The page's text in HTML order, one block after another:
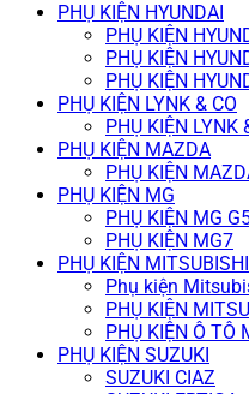
PHỤ KIỆN HYUNDAI
PHỤ KIỆN
PHỤ KIỆN
PHỤ KIỆN
PHỤ KIỆN LYNK & CO
PHỤ KIỆN LYNK
PHỤ KIỆN MAZDA
PHỤ KIỆN
PHỤ KIỆN MG
PHỤ KIỆN MG
PHỤ KIỆN MG7
PHỤ KIỆN MITSUBISHI
Phụ kiện
PHỤ KIỆN
PHỤ KIỆN Ô TÔ
PHỤ KIỆN SUZUKI
SUZUKI CIAZ